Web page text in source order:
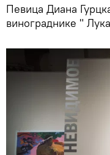
Певица Диана
винограднике "